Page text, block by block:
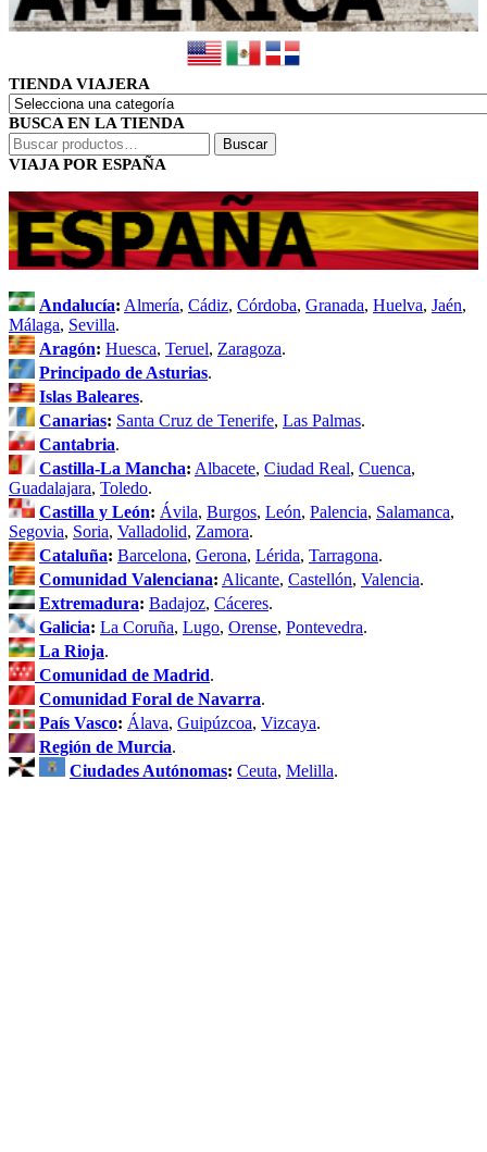
TIENDA VIAJERA
BUSCA EN LA TIENDA
Buscar
por:
Buscar
VIAJA POR ESPAÑA
Andalucía: Almería, Cádiz, Córdoba, Granada, Huelva, Jaén,
Málaga, Sevilla.
Aragón: Huesca, Teruel, Zaragoza.
Principado de Asturias.
Islas Baleares.
Canarias: Santa Cruz de Tenerife, Las Palmas.
Cantabria.
Castilla-La Mancha: Albacete, Ciudad Real, Cuenca,
Guadalajara, Toledo.
Castilla y León: Ávila, Burgos, León, Palencia, Salamanca,
Segovia, Soria, Valladolid, Zamora.
Cataluña: Barcelona, Gerona, Lérida, Tarragona.
Comunidad Valenciana: Alicante, Castellón, Valencia.
Extremadura: Badajoz, Cáceres.
Galicia: La Coruña, Lugo, Orense, Pontevedra.
La Rioja.
Comunidad de Madrid.
Comunidad Foral de Navarra.
País Vasco: Álava, Guipúzcoa, Vizcaya.
Región de Murcia.
Ciudades Autónomas: Ceuta, Melilla.